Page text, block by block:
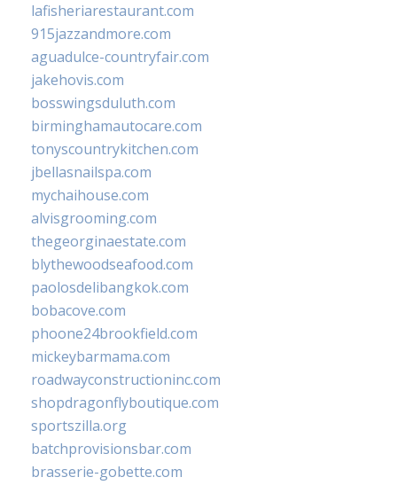
lafisheriarestaurant.com
915jazzandmore.com
aguadulce-countryfair.com
jakehovis.com
bosswingsduluth.com
birminghamautocare.com
tonyscountrykitchen.com
jbellasnailspa.com
mychaihouse.com
alvisgrooming.com
thegeorginaestate.com
blythewoodseafood.com
paolosdelibangkok.com
bobacove.com
phoone24brookfield.com
mickeybarmama.com
roadwayconstructioninc.com
shopdragonflyboutique.com
sportszilla.org
batchprovisionsbar.com
brasserie-gobette.com